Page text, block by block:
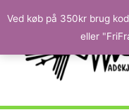
Ved køb på 350kr brug
eller